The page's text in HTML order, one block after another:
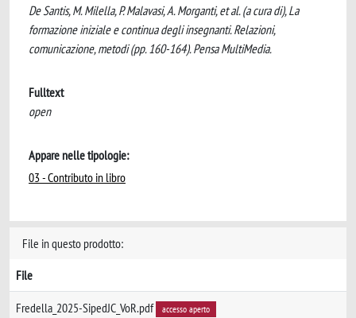
De Santis, M. Milella, P. Malavasi, A. Morganti, et al. (a cura di), La
formazione iniziale e continua degli insegnanti. Relazioni,
comunicazione, metodi (pp. 160-164). Pensa MultiMedia.
Fulltext
open
Appare nelle tipologie:
03 - Contributo in libro
File in questo prodotto:
File
Fredella_2025-SipedJC_VoR.pdf accesso aperto